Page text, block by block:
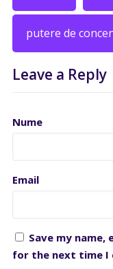
putere de
Leave a Reply
Nume
Email
Save my
for the next time I